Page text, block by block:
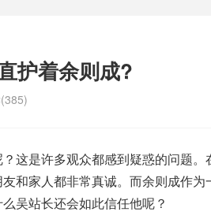
护着余则成?
这是许多观众都感到疑惑的问题。
和家人都非常真诚。而余则成作为
吴站长还会如此信任他呢？